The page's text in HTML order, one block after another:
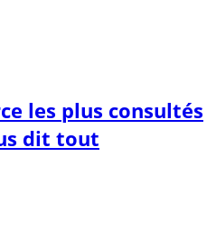
les plus consultés
dit tout